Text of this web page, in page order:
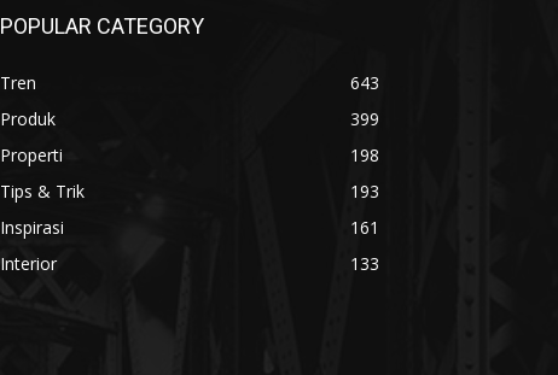
POPULAR CATEGORY
Tren
643
Produk
399
Properti
198
Tips & Trik
193
Inspirasi
161
Interior
133